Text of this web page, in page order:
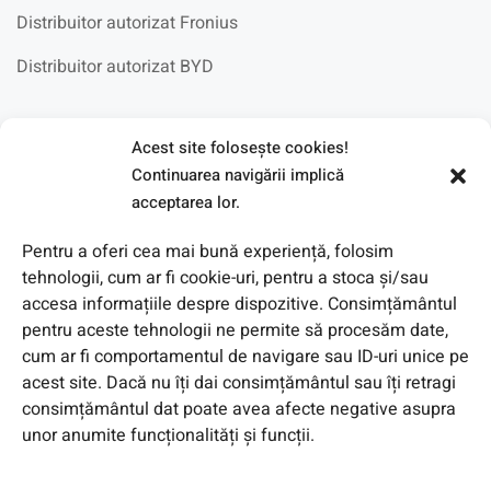
Acest site foloseşte cookies!
Continuarea navigării implică
acceptarea lor.
Pentru a oferi cea mai bună experiență, folosim
tehnologii, cum ar fi cookie-uri, pentru a stoca și/sau
accesa informațiile despre dispozitive. Consimțământul
pentru aceste tehnologii ne permite să procesăm date,
cum ar fi comportamentul de navigare sau ID-uri unice pe
acest site. Dacă nu îți dai consimțământul sau îți retragi
consimțământul dat poate avea afecte negative asupra
unor anumite funcționalități și funcții.
Distribuitor autorizat Fronius
Distribuitor autorizat BYD
Fotovoltaice in scoli